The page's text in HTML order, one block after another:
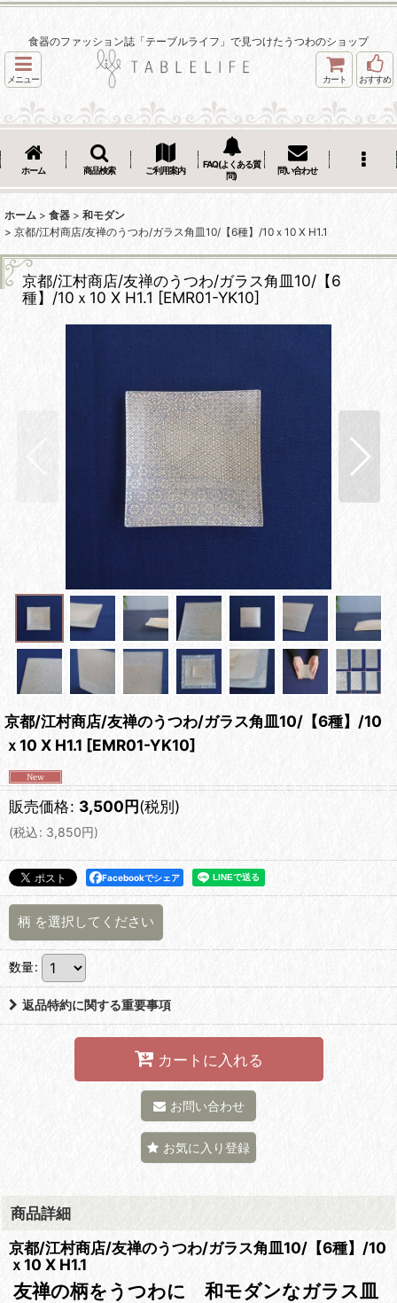
食器のファッション誌「テーブルライフ」で見つけたうつわのショップ
メニュー カート おすすめ
ホーム 商品検索 ご利用案内
FAQ(よくある質
問)
問い合わせ
ホーム > 食器 > 和モダン
> 京都/江村商店/友禅のうつわ/ガラス角皿10/【6種】/10ｘ10 X H1.1
京都/江村商店/友禅のうつわ/ガラス角皿10/【6
種】/10ｘ10 X H1.1 [EMR01-YK10]
京都/江村商店/友禅のうつわ/ガラス角皿10/【6種】/10
ｘ10 X H1.1 [EMR01-YK10]
販売価格: 3,500円(税別)
(税込: 3,850円)
Facebookでシェア
柄 を選択してください
数量:
返品特約に関する重要事項
カートに入れる
お問い合わせ
お気に入り登録
商品詳細
京都/江村商店/友禅のうつわ/ガラス角皿10/【6種】/10
ｘ10 X H1.1
友禅の柄をうつわに 和モダンなガラス皿